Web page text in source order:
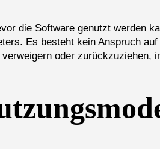
die Software genutzt werden
Es besteht kein Anspruch
oder zurückzuziehen,